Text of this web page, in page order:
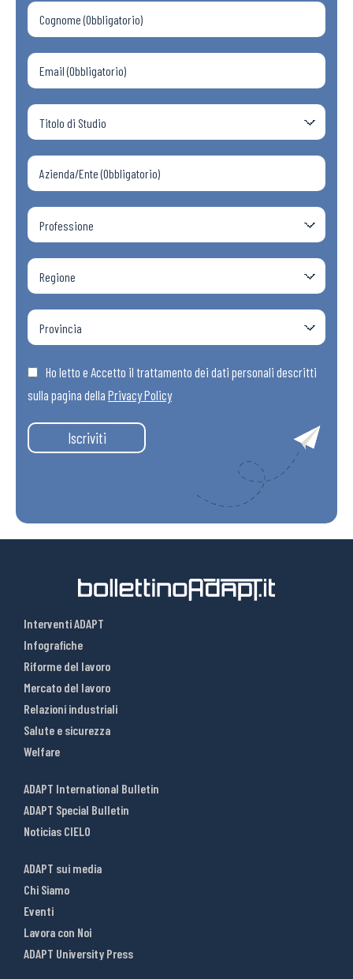
Ho letto e Accetto il trattamento dei dati personali descritti
sulla pagina della Privacy Policy
Iscriviti
Interventi ADAPT
Infografiche
Riforme del lavoro
Mercato del lavoro
Relazioni industriali
Salute e sicurezza
Welfare
ADAPT International Bulletin
ADAPT Special Bulletin
Noticias CIELO
ADAPT sui media
Chi Siamo
Eventi
Lavora con Noi
ADAPT University Press